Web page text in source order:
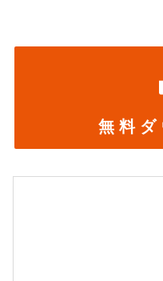
無 料 ダ